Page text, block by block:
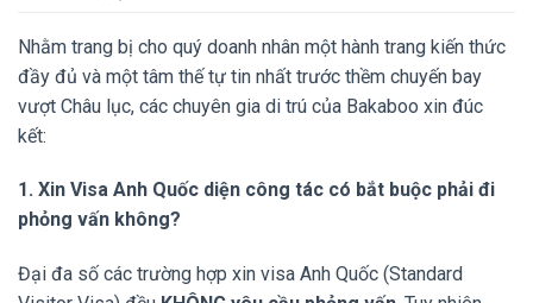
Nhằm trang bị cho quý doanh nhân một hành trang kiến thức
đầy đủ và một tâm thế tự tin nhất trước thềm chuyến bay
vượt Châu lục, các chuyên gia di trú của Bakaboo xin đúc
kết:
1. Xin Visa Anh Quốc diện công tác có bắt buộc phải đi
phỏng vấn không?
Đại đa số các trường hợp xin visa Anh Quốc (Standard